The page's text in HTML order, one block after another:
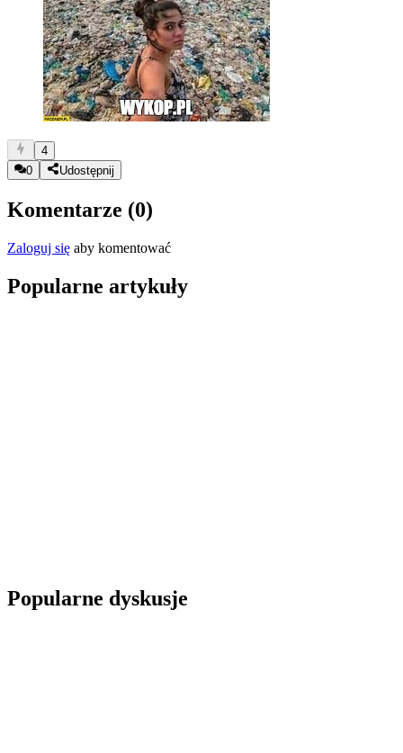
4
0
Udostępnij
Komentarze (0)
Zaloguj się aby komentować
Popularne artykuły
Popularne dyskusje